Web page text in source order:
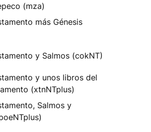
(mza)
más Génesis
y Salmos (cokNT)
y unos libros del
(xtnNTplus)
Salmos y